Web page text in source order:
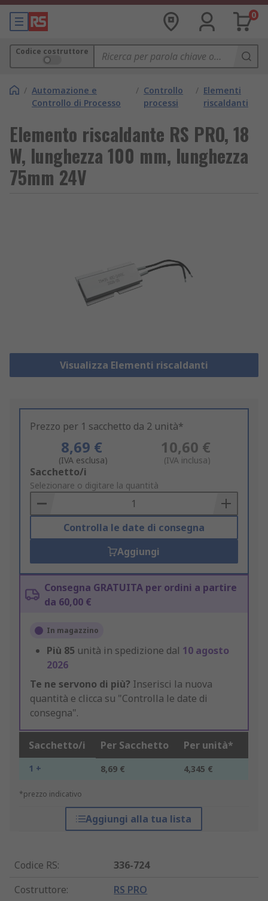
0
Codice costruttore
/ Automazione e
Controllo di Processo
/ Controllo
processi
/ Elementi
riscaldanti
Elemento riscaldante RS PRO, 18
W, lunghezza 100 mm, lunghezza
75mm 24V
Visualizza Elementi riscaldanti
Prezzo per 1 sacchetto da 2 unità*
8,69 €
(IVA esclusa)
10,60 €
(IVA inclusa)
Add
to
Basket
Sacchetto/i
Selezionare o digitare la quantità
Controlla le date di consegna
Aggiungi
Consegna GRATUITA per ordini a partire
da 60,00 €
In magazzino
Più 85 unità in spedizione dal 10 agosto
2026
Te ne servono di più? Inserisci la nuova
quantità e clicca su "Controlla le date di
consegna".
Sacchetto/i Per Sacchetto Per unità*
1 + 8,69 € 4,345 €
*prezzo indicativo
Aggiungi alla tua lista
Codice RS:
336-724
Costruttore: RS PRO